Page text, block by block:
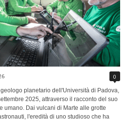
0
planetario dell'Università di Padova,
2025, attraverso il racconto del suo
umano. Dai vulcani di Marte alle grotte
l'eredità di uno studioso che ha